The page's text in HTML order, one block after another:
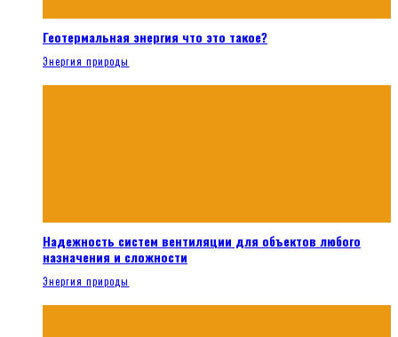
Геотермальная энергия что это такое?
Энергия природы
Надежность систем вентиляции для объектов любого
назначения и сложности
Энергия природы